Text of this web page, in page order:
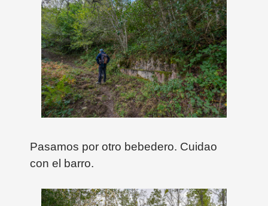
Pasamos por otro bebedero. Cuidao
con el barro.